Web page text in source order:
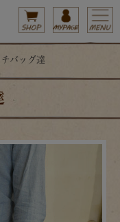
バッグ達